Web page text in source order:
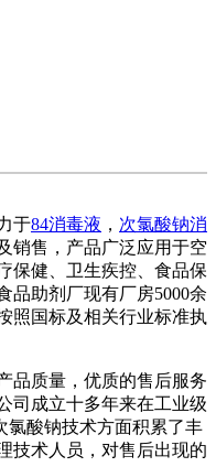
于84消毒液 ， 次氯酸钠消
销售，产品广泛应用于空
保健、卫生疾控、食品保
品助剂厂现有厂房5000余
照国标及相关行业标准执
品质量，优质的售后服务
司成立十多年来在工业级
氯酸钠技术方面积累了丰
技术人员，对售后出现的